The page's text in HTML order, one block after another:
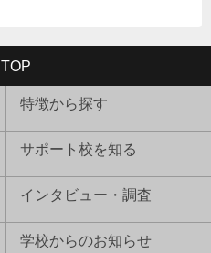
TOP
特徴から探す
サポート校を知る
インタビュー・調査
学校からのお知らせ